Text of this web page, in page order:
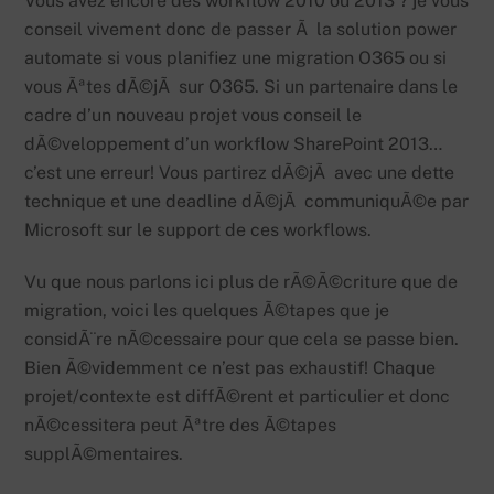
conseil vivement donc de passer Ã la solution power
automate si vous planifiez une migration O365 ou si
vous Ãªtes dÃ©jÃ sur O365. Si un partenaire dans le
cadre d’un nouveau projet vous conseil le
dÃ©veloppement d’un workflow SharePoint 2013…
c’est une erreur! Vous partirez dÃ©jÃ avec une dette
technique et une deadline dÃ©jÃ communiquÃ©e par
Microsoft sur le support de ces workflows.
Vu que nous parlons ici plus de rÃ©Ã©criture que de
migration, voici les quelques Ã©tapes que je
considÃ¨re nÃ©cessaire pour que cela se passe bien.
Bien Ã©videmment ce n’est pas exhaustif! Chaque
projet/contexte est diffÃ©rent et particulier et donc
nÃ©cessitera peut Ãªtre des Ã©tapes
supplÃ©mentaires.